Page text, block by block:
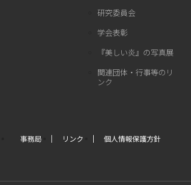
研究委員会
学会表彰
『美しい炎』の写真展
関連団体・行事等のリ
ンク
事務局 リンク 個人情報保護方針